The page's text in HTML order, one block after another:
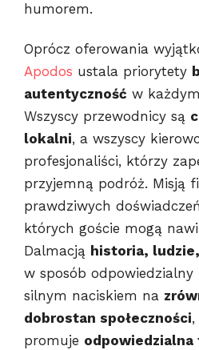
humorem.
Oprócz oferowania
Apodos ustala priorytety
autentyczność w
Wszyscy przewodnicy są
lokalni, a wszyscy
profesjonaliści, którzy
przyjemną podróż. Misją
prawdziwych
których goście mogą
Dalmacją historia,
w sposób odpowiedzialny
silnym naciskiem na
dobrostan społeczności
promuje